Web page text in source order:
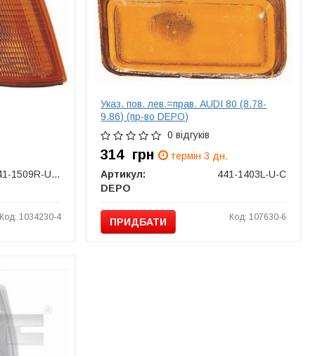
441-1509R-UE-Y
Код: 1034230-4
Указ. пов. лев.=прав. AUDI 80 (8.78-
9.86) (пр-во DEPO)
0 відгуків
314 грн
термін 3 дн.
Артикул:
441-1403L-U-C
DEPO
ПРИДБАТИ Код: 107630-6